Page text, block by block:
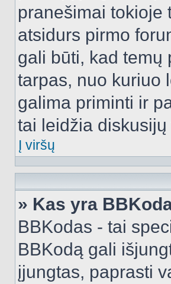
pranešimai tokioje
atsidurs pirmo
gali būti, kad temų
tarpas, nuo kuriuo
galima priminti ir
tai leidžia diskusijų
Į viršų
» Kas yra
BBKodas - tai
BBKodą gali
įjungtas, paprasti